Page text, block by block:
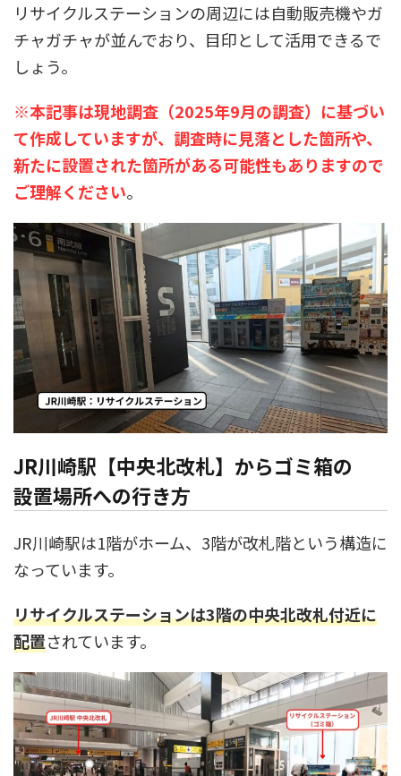
リサイクルステーションの周辺には自動販売機やガ
チャガチャが並んでおり、目印として活用できるで
しょう。
※本記事は現地調査（2025年9月の調査）に基づい
て作成していますが、調査時に見落とした箇所や、
新たに設置された箇所がある可能性もありますので
ご理解ください。
JR川崎駅【中央北改札】からゴミ箱の
設置場所への行き方
JR川崎駅は1階がホーム、3階が改札階という構造に
なっています。
リサイクルステーションは3階の中央北改札付近に
配置されています。